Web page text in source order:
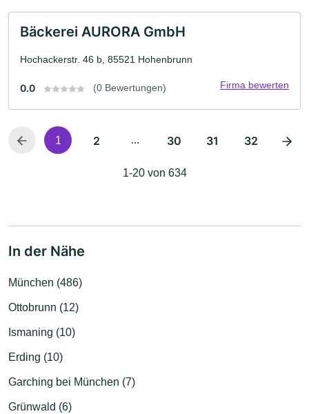
Bäckerei AURORA GmbH
Hochackerstr. 46 b, 85521 Hohenbrunn
0.0 (0 Bewertungen) Firma bewerten
1 2 ... 30 31 32
1-20 von 634
In der Nähe
München (486)
Ottobrunn (12)
Ismaning (10)
Erding (10)
Garching bei München (7)
Grünwald (6)